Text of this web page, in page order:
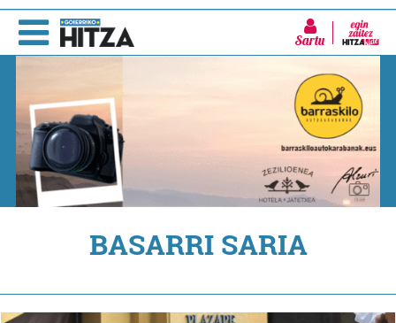
Sartu
BASARRI SARIA